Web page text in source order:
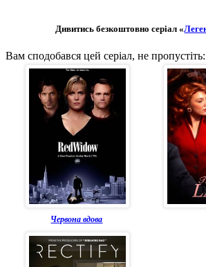
Дивитись безкоштовно серіал «
Вам сподобався цей серіал, не пропустіть:
Червона вдова